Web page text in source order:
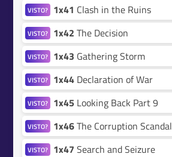
VISTO? 1x41 Clash in the Ruins
VISTO? 1x42 The Decision
VISTO? 1x43 Gathering Storm
VISTO? 1x44 Declaration of War
VISTO? 1x45 Looking Back Part 9
VISTO? 1x46The Corruption Scandal
VISTO? 1x47 Search and Seizure